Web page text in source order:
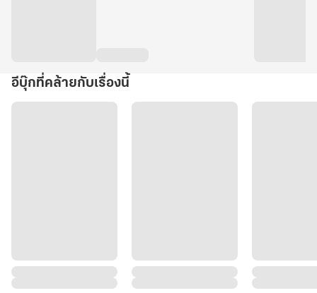
ดึงให้ร่วงตกลงมาถึงจุดต่ำสุด
การฝึกฝน “อักขระหยวน” จึงเป็นทางออกสุดท้าย ในการยับยั้งพิษมังกร
อีบุ๊กที่คล้ายกับเรื่องนี้